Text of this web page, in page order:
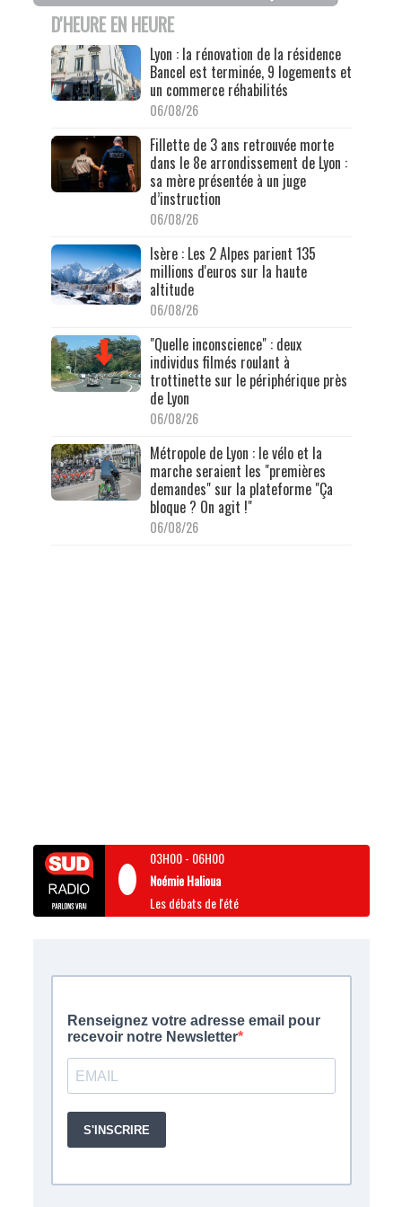
D'HEURE EN HEURE
Lyon : la rénovation de la résidence
Bancel est terminée, 9 logements et
un commerce réhabilités
06/08/26
Fillette de 3 ans retrouvée morte
dans le 8e arrondissement de Lyon :
sa mère présentée à un juge
d’instruction
06/08/26
Isère : Les 2 Alpes parient 135
millions d'euros sur la haute
altitude
06/08/26
"Quelle inconscience" : deux
individus filmés roulant à
trottinette sur le périphérique près
de Lyon
06/08/26
Métropole de Lyon : le vélo et la
marche seraient les "premières
demandes" sur la plateforme "Ça
bloque ? On agit !"
06/08/26
03H00- 06H00
Noémie Halioua
Les débats de l'été